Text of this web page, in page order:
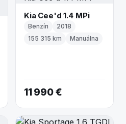
Kia Cee'd 1.4 MPi
Benzín
2018
155 315 km
Manuálna
11 990 €